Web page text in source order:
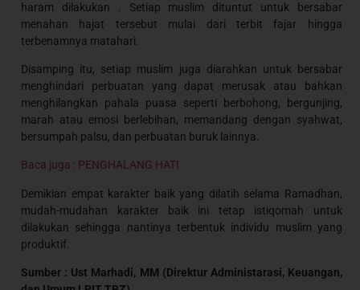
haram dilakukan . Setiap muslim dituntut untuk bersabar
menahan hajat tersebut mulai dari terbit fajar hingga
terbenamnya matahari.
Disamping itu, setiap muslim juga diarahkan untuk bersabar
menghindari perbuatan yang dapat merusak atau bahkan
menghilangkan pahala puasa seperti berbohong, bergunjing,
marah atau emosi berlebihan, memandang dengan syahwat,
bersumpah palsu, dan perbuatan buruk lainnya.
Baca juga : PENGHALANG HATI
Demikian empat karakter baik yang dilatih selama Ramadhan,
mudah-mudahan karakter baik ini tetap istiqomah untuk
dilakukan sehingga nantinya terbentuk individu muslim yang
produktif.
Sumber : Ust Marhadi, MM (Direktur Administarasi, Keuangan,